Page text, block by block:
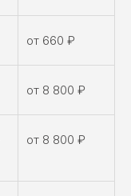
от 660 ₽
от 8 800 ₽
от 8 800 ₽